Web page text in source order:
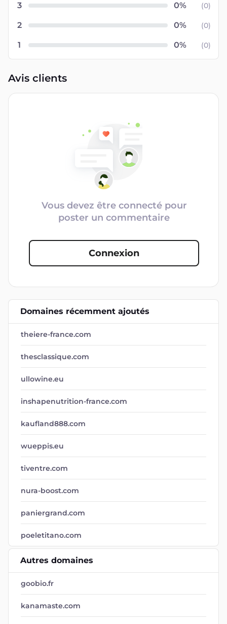
3 (0)
2 (0)
1 (0)
Avis clients
Vous devez être connecté pour
poster un commentaire
Connexion
Domaines récemment ajoutés
theiere-france.com
thesclassique.com
ullowine.eu
inshapenutrition-france.com
kaufland888.com
wueppis.eu
tiventre.com
nura-boost.com
paniergrand.com
poeletitano.com
Autres domaines
goobio.fr
kanamaste.com